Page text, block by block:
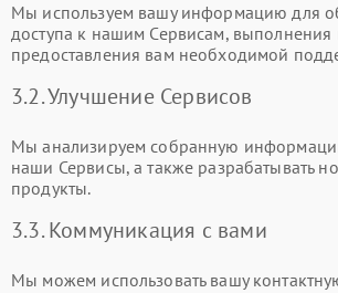
Мы используем вашу информацию для
доступа к нашим Сервисам,
предоставления вам необходимой
3.2. Улучшение Сервисов
Мы анализируем собранную
наши Сервисы, а также разрабатывать
продукты.
3.3. Коммуникация с вами
Мы можем использовать вашу